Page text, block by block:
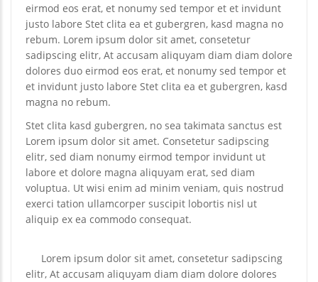
eirmod eos erat, et nonumy sed tempor et et invidunt
justo labore Stet clita ea et gubergren, kasd magna no
rebum. Lorem ipsum dolor sit amet, consetetur
sadipscing elitr, At accusam aliquyam diam diam dolore
dolores duo eirmod eos erat, et nonumy sed tempor et
et invidunt justo labore Stet clita ea et gubergren, kasd
magna no rebum.
Stet clita kasd gubergren, no sea takimata sanctus est
Lorem ipsum dolor sit amet. Consetetur sadipscing
elitr, sed diam nonumy eirmod tempor invidunt ut
labore et dolore magna aliquyam erat, sed diam
voluptua. Ut wisi enim ad minim veniam, quis nostrud
exerci tation ullamcorper suscipit lobortis nisl ut
aliquip ex ea commodo consequat.
Lorem ipsum dolor sit amet, consetetur sadipscing
elitr, At accusam aliquyam diam diam dolore dolores